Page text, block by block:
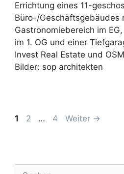
Errichtung eines 11-
Büro-/Geschäftsgebäudes
Gastronomiebereich im
im 1. OG und einer
Invest Real Estate und
Bilder: sop architekten
1 2 … 4 Weiter →